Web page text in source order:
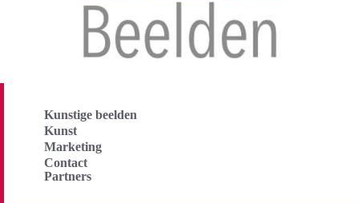
Kunstige beelden
Kunst
Marketing
Contact
Partners